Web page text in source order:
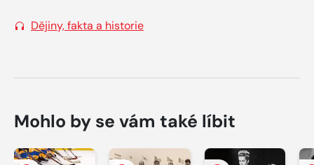
Dějiny, fakta a historie
Mohlo by se vám také líbit